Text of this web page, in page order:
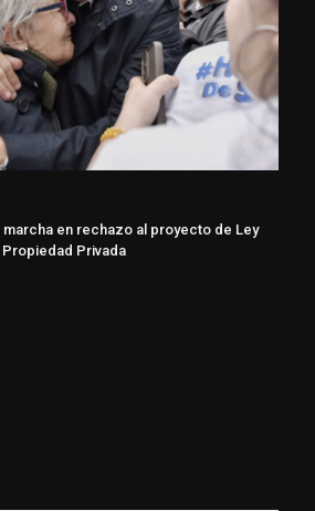
en rechazo al proyecto de Ley
Privada